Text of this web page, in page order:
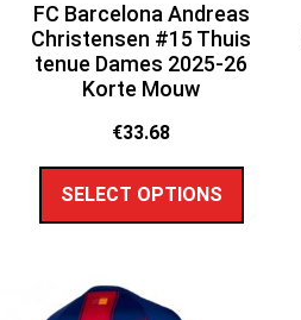
FC Barcelona Andreas
Christensen #15 Thuis
tenue Dames 2025-26
Korte Mouw
€33.68
SELECT OPTIONS